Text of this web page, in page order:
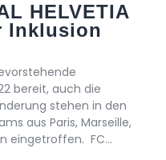
HELVETIA
Inklusion
bereit, auch die
stehen in den
aus Paris, Marseille,
eingetroffen. FC…